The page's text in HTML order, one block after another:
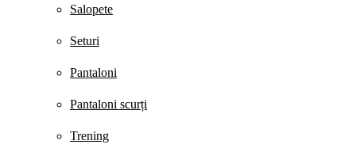
Salopete
Seturi
Pantaloni
Pantaloni scurți
Trening